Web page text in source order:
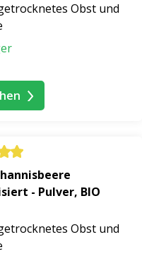
Obst und
- Pulver, BIO
Obst und